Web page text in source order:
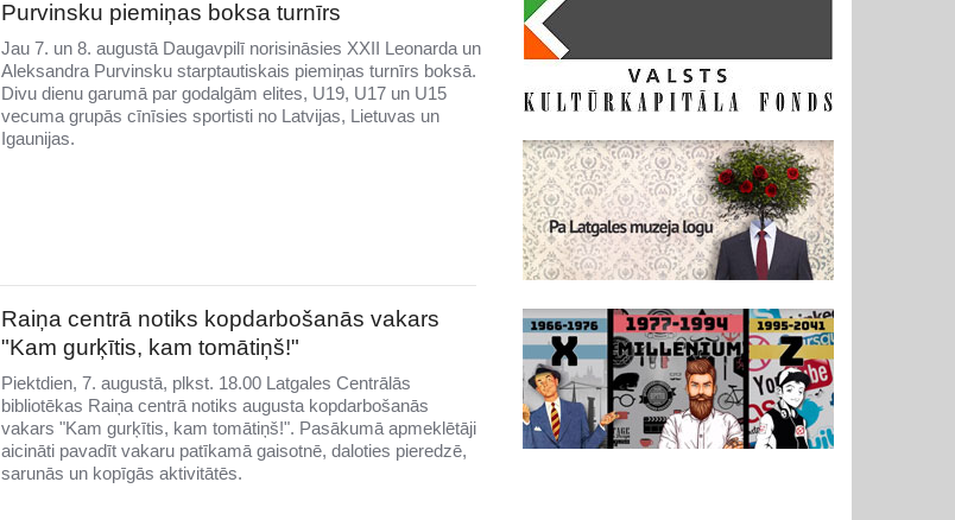
Purvinsku piemiņas boksa turnīrs
Jau 7. un 8. augustā Daugavpilī norisināsies XXII Leonarda un
Aleksandra Purvinsku starptautiskais piemiņas turnīrs boksā.
Divu dienu garumā par godalgām elites, U19, U17 un U15
vecuma grupās cīnīsies sportisti no Latvijas, Lietuvas un
Igaunijas.
Raiņa centrā notiks kopdarbošanās vakars
"Kam gurķītis, kam tomātiņš!"
Piektdien, 7. augustā, plkst. 18.00 Latgales Centrālās
bibliotēkas Raiņa centrā notiks augusta kopdarbošanās
vakars "Kam gurķītis, kam tomātiņš!". Pasākumā apmeklētāji
aicināti pavadīt vakaru patīkamā gaisotnē, daloties pieredzē,
sarunās un kopīgās aktivitātēs.